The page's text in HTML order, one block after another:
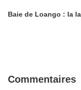
Baie de Loango : la
Commentaires